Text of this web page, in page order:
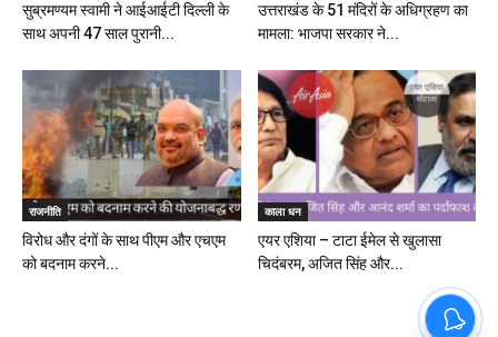
सुब्रमण्यम स्वामी ने आईआईटी दिल्ली के
साथ अपनी 47 साल पुरानी...
उत्तराखंड के 51 मंदिरों के अधिग्रहण का
मामला: भाजपा सरकार ने...
राजनीति
विरोध और दंगों के साथ पीएम और एचएम
को बदनाम करने...
काला धन
एयर एशिया – टाटा ईमेल से खुलासा
चिदंबरम, अजित सिंह और...